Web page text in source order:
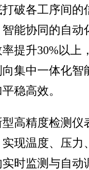
破各工序间的
能协同的自动
提升30%以上
集中一体化智
稳高效。
高精度检测仪
现温度、压力
时监测与自动